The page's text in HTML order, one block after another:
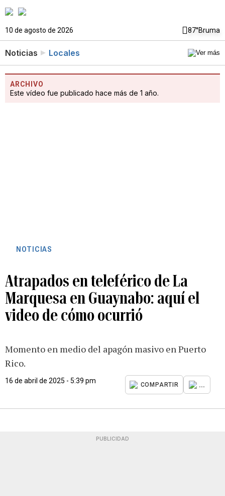
10 de agosto de 2026 87°Bruma
Noticias Locales
ARCHIVO
Este vídeo fue publicado hace más de 1 año.
NOTICIAS
Atrapados en teleférico de La
Marquesa en Guaynabo: aquí el
video de cómo ocurrió
Momento en medio del apagón masivo en Puerto
Rico.
16 de abril de 2025 - 5:39 pm
COMPARTIR ...
PUBLICIDAD